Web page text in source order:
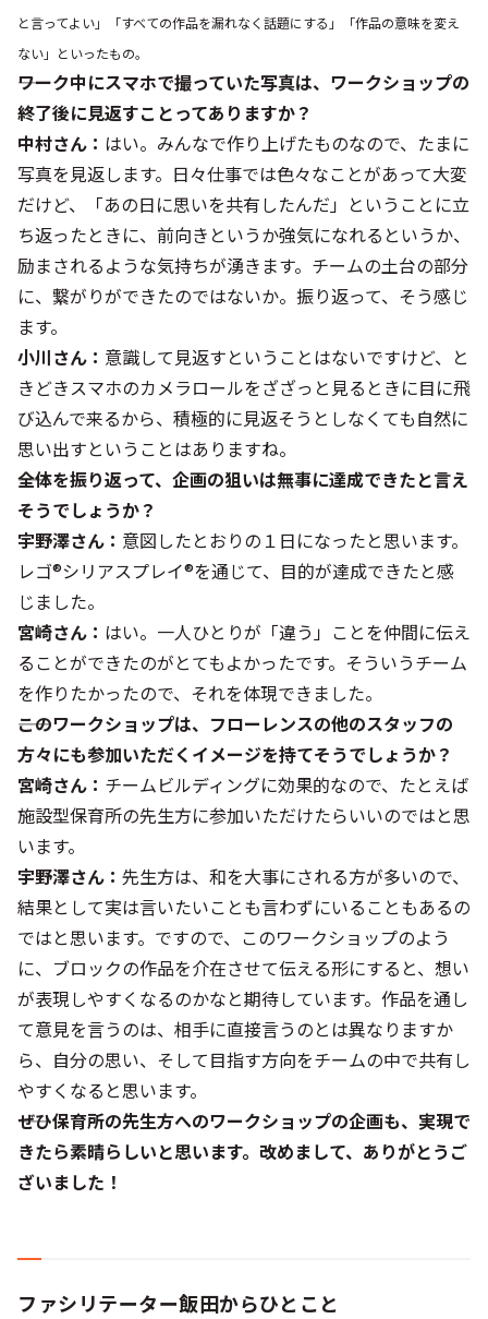
と言ってよい」「すべての作品を漏れなく話題にする」「作品の意味を変え
ない」といったもの。
――ワーク中にスマホで撮っていた写真は、ワークショップの
終了後に見返すことってありますか？
中村さん： はい。みんなで作り上げたものなので、たまに
写真を見返します。日々仕事では色々なことがあって大変
だけど、「あの日に思いを共有したんだ」ということに立
ち返ったときに、前向きというか強気になれるというか、
励まされるような気持ちが湧きます。チームの土台の部分
に、繋がりができたのではないか。振り返って、そう感じ
ます。
小川さん： 意識して見返すということはないですけど、と
きどきスマホのカメラロールをざざっと見るときに目に飛
び込んで来るから、積極的に見返そうとしなくても自然に
思い出すということはありますね。
――全体を振り返って、企画の狙いは無事に達成できたと言え
そうでしょうか？
宇野澤さん： 意図したとおりの１日になったと思います。
レゴ®シリアスプレイ®を通じて、目的が達成できたと感
じました。
宮崎さん： はい。一人ひとりが「違う」ことを仲間に伝え
ることができたのがとてもよかったです。そういうチーム
を作りたかったので、それを体現できました。
――このワークショップは、フローレンスの他のスタッフの
方々にも参加いただくイメージを持てそうでしょうか？
宮崎さん： チームビルディングに効果的なので、たとえば
施設型保育所の先生方に参加いただけたらいいのではと思
います。
宇野澤さん： 先生方は、和を大事にされる方が多いので、
結果として実は言いたいことも言わずにいることもあるの
ではと思います。ですので、このワークショップのよう
に、ブロックの作品を介在させて伝える形にすると、想い
が表現しやすくなるのかなと期待しています。作品を通し
て意見を言うのは、相手に直接言うのとは異なりますか
ら、自分の思い、そして目指す方向をチームの中で共有し
やすくなると思います。
――ぜひ保育所の先生方へのワークショップの企画も、実現で
きたら素晴らしいと思います。改めまして、ありがとうご
ざいました！
ファシリテーター飯田からひとこと